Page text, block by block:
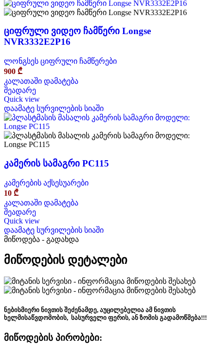
ციფრული ვიდეო ჩამწერი Longse
NVR3332E2P16
ლონგსეს ციფრული ჩამწერები
900 ₾
კალათაში დამატება
შეადარე
Quick view
დაამატე სურვილების სიაში
კამერის სამაგრი PC115
კამერების აქსესუარები
10 ₾
კალათაში დამატება
შეადარე
Quick view
დაამატე სურვილების სიაში
მიწოდება - გადახდა
მიწოდების დეტალები
ნებისმიერი ნივთის შეძენამდე, აუცილებელია ამ ნივთის
ხელმისაწვდომობის, სასურველი ფერის, ან ზომის გადამოწმება!!!
მიწოდების პირობები: